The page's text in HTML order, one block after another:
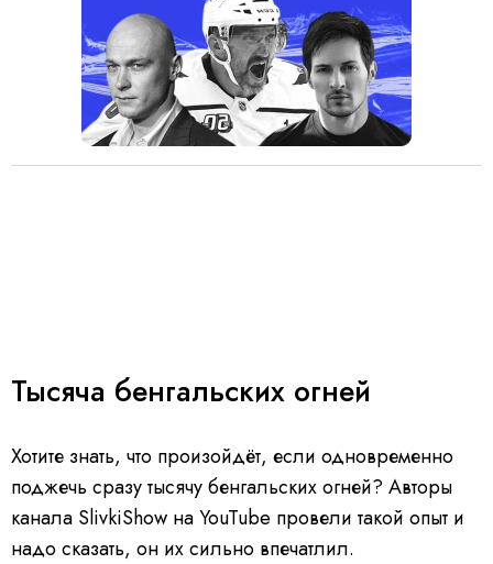
Тысяча бенгальских огней
Хотите знать, что произойдёт, если одновременно
поджечь сразу тысячу бенгальских огней? Авторы
канала SlivkiShow на YouTube провели такой опыт и
надо сказать, он их сильно впечатлил.